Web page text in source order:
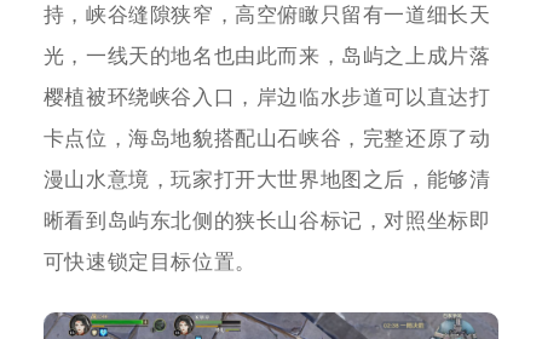
持，峡谷缝隙狭窄，高空俯瞰只留有一道细长天
光，一线天的地名也由此而来，岛屿之上成片落
樱植被环绕峡谷入口，岸边临水步道可以直达打
卡点位，海岛地貌搭配山石峡谷，完整还原了动
漫山水意境，玩家打开大世界地图之后，能够清
晰看到岛屿东北侧的狭长山谷标记，对照坐标即
可快速锁定目标位置。